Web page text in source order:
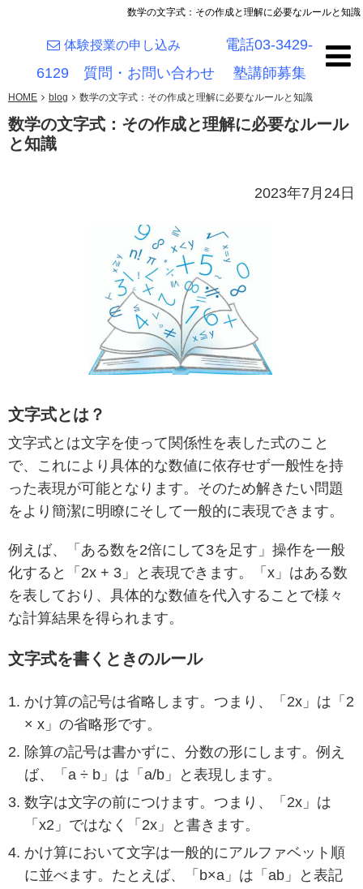
数学の文字式：その作成と理解に必要なルールと知識
体験授業の申し込み
電話03-3429-
6129
質問・お問い合わせ 塾講師募集
HOME blog 数学の文字式：その作成と理解に必要なルールと知識
数学の文字式：その作成と理解に必要なルール
と知識
2023年7月24日
文字式とは？
文字式とは文字を使って関係性を表した式のこと
で、これにより具体的な数値に依存せず一般性を持
った表現が可能となります。そのため解きたい問題
をより簡潔に明瞭にそして一般的に表現できます。
例えば、「ある数を2倍にして3を足す」操作を一般
化すると「2x + 3」と表現できます。「x」はある数
を表しており、具体的な数値を代入することで様々
な計算結果を得られます。
文字式を書くときのルール
かけ算の記号は省略します。つまり、「2x」は「2
× x」の省略形です。
除算の記号は書かずに、分数の形にします。例え
ば、「a ÷ b」は「a/b」と表現します。
数字は文字の前につけます。つまり、「2x」は
「x2」ではなく「2x」と書きます。
かけ算において文字は一般的にアルファベット順
に並べます。たとえば、「b×a」は「ab」と表記